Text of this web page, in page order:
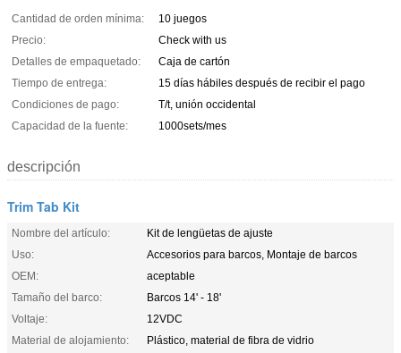
Cantidad de orden mínima:
10 juegos
Precio:
Check with us
Detalles de empaquetado:
Caja de cartón
Tiempo de entrega:
15 días hábiles después de recibir el pago
Condiciones de pago:
T/t, unión occidental
Capacidad de la fuente:
1000sets/mes
descripción
Trim Tab Kit
Nombre del artículo:
Kit de lengüetas de ajuste
Uso:
Accesorios para barcos, Montaje de barcos
OEM:
aceptable
Tamaño del barco:
Barcos 14' - 18'
Voltaje:
12VDC
Material de alojamiento:
Plástico, material de fibra de vidrio